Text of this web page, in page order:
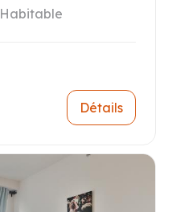
Habitable
Détails